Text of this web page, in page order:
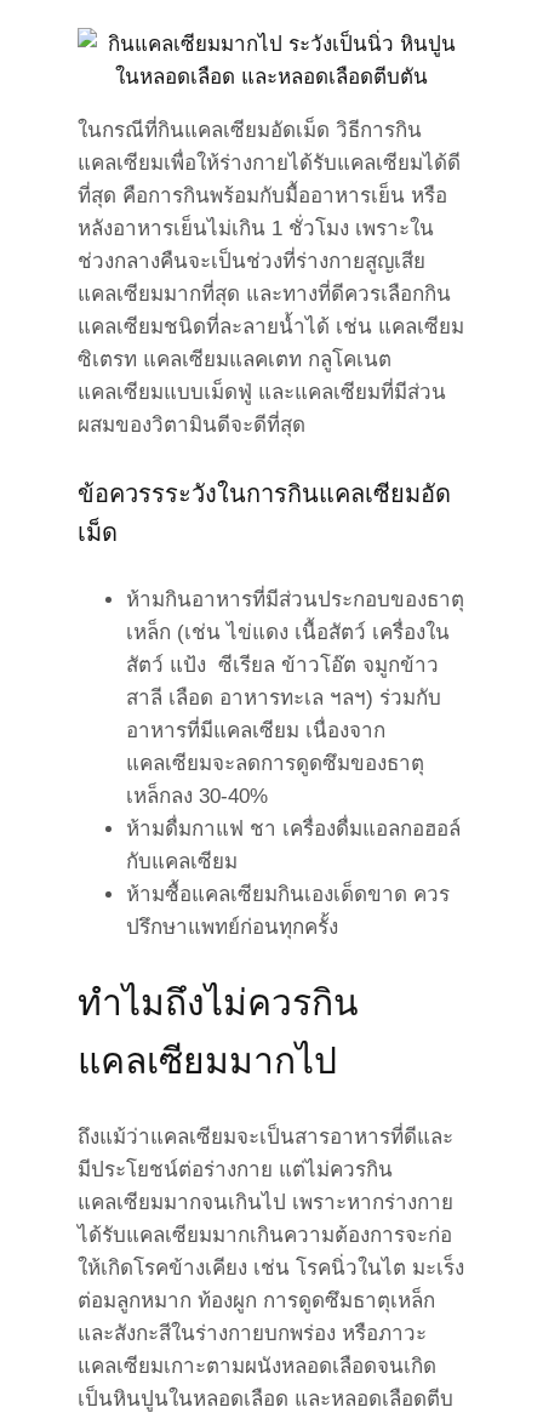
ในกรณีที่กินแคลเซียมอัดเม็ด วิธีการกิน
แคลเซียมเพื่อให้ร่างกายได้รับแคลเซียมได้ดี
ที่สุด คือการกินพร้อมกับมื้ออาหารเย็น หรือ
หลังอาหารเย็นไม่เกิน 1 ชั่วโมง เพราะใน
ช่วงกลางคืนจะเป็นช่วงที่ร่างกายสูญเสีย
แคลเซียมมากที่สุด และทางที่ดีควรเลือกกิน
แคลเซียมชนิดที่ละลายน้ำได้ เช่น แคลเซียม
ซิเตรท แคลเซียมแลคเตท กลูโคเนต
แคลเซียมแบบเม็ดฟู่ และแคลเซียมที่มีส่วน
ผสมของวิตามินดีจะดีที่สุด
ข้อควรรระวังในการกินแคลเซียมอัด
เม็ด
ห้ามกินอาหารที่มีส่วนประกอบของธาตุ
เหล็ก (เช่น ไข่แดง เนื้อสัตว์ เครื่องใน
สัตว์ แป้ง ซีเรียล ข้าวโอ๊ต จมูกข้าว
สาลี เลือด อาหารทะเล ฯลฯ) ร่วมกับ
อาหารที่มีแคลเซียม เนื่องจาก
แคลเซียมจะลดการดูดซึมของธาตุ
เหล็กลง 30-40%
ห้ามดื่มกาแฟ ชา เครื่องดื่มแอลกอฮอล์
กับแคลเซียม
ห้ามซื้อแคลเซียมกินเองเด็ดขาด ควร
ปรึกษาแพทย์ก่อนทุกครั้ง
ทำไมถึงไม่ควรกิน
แคลเซียมมากไป
ถึงแม้ว่าแคลเซียมจะเป็นสารอาหารที่ดีและ
มีประโยชน์ต่อร่างกาย แต่ไม่ควรกิน
แคลเซียมมากจนเกินไป เพราะหากร่างกาย
ได้รับแคลเซียมมากเกินความต้องการจะก่อ
ให้เกิดโรคข้างเคียง เช่น โรคนิ่วในไต มะเร็ง
ต่อมลูกหมาก ท้องผูก การดูดซึมธาตุเหล็ก
และสังกะสีในร่างกายบกพร่อง หรือภาวะ
แคลเซียมเกาะตามผนังหลอดเลือดจนเกิด
เป็นหินปูนในหลอดเลือด และหลอดเลือดตีบ